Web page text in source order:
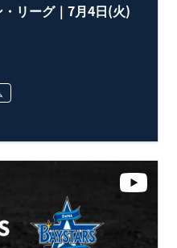
・リーグ｜7月4日(火)